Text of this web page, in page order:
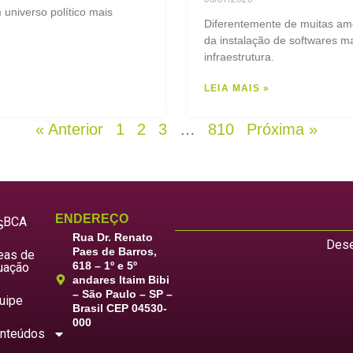
universo político mais
Diferentemente de muitas
da instalação de softwares
infraestrutura.
LEIA MAIS »
« Anterior 1 2 3 … 810 Próxima »
de
ENDEREÇO
Rua Dr. Renato
Paes de Barros,
618 – 1º e 5º
andares Itaim Bibi
– São Paulo – SP –
Brasil CEP 04530-
000